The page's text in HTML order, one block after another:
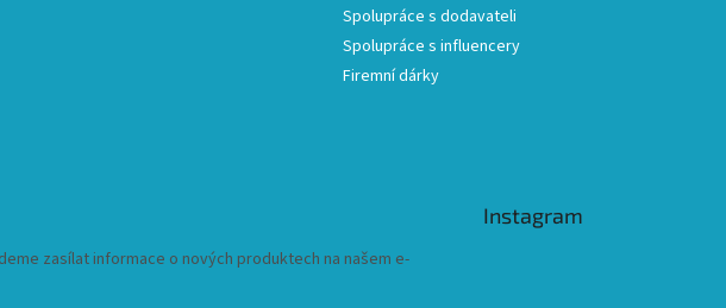
Spolupráce s dodavateli
Spolupráce s influencery
Firemní dárky
zasílat informace o nových produktech na našem e-
Instagram